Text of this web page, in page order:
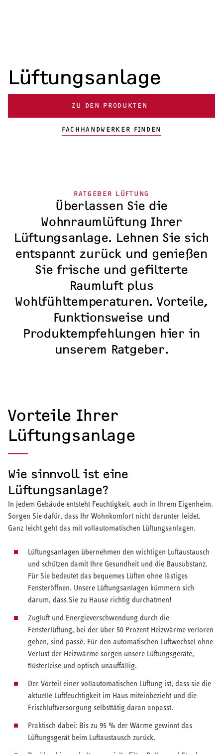
Lüftungsanlagen-Wissen
Lüftungsanlage
ZU DEN PRODUKTEN
FACHHANDWERKER FINDEN
RATGEBER LÜFTUNG
Überlassen Sie die
Wohnraumlüftung Ihrer
Lüftungsanlage. Lehnen Sie sich
entspannt zurück und genießen
Sie frische und gefilterte
Raumluft plus
Wohlfühltemperaturen. Vorteile,
Funktionsweise und
Produktempfehlungen hier in
unserem Ratgeber.
Vorteile Ihrer
Lüftungsanlage
Wie sinnvoll ist eine
Lüftungsanlage?
In jedem Gebäude entsteht Feuchtigkeit, auch in Ihrem Eigenheim.
Sorgen Sie dafür, dass Ihr Wohnkomfort nicht darunter leidet.
Ganz leicht geht das mit vollautomatischen Lüftungsanlagen.
Lüftungsanlagen übernehmen den wichtigen Luftaustausch
und schützen damit Ihre Gesundheit und die Bausubstanz.
Für Sie bedeutet das bequemes Lüften ohne lästiges
Fensteröffnen. Unsere Lüftungsanlagen kümmern sich
darum, dass Sie zu Hause richtig durchatmen!
Zugluft und Energieverschwendung durch die
Fensterlüftung, bei der über 50 Prozent Heizwärme verloren
gehen, sind passé. Für den automatischen Luftwechsel ohne
Verlust der Heizwärme sorgen unsere Lüftungsgeräte,
flüsterleise und optisch unauffällig.
Der Vorteil einer vollautomatischen Lüftung ist, dass sie die
aktuelle Luftfeuchtigkeit im Haus miteinbezieht und die
Frischluftversorgung selbsttätig daran anpasst.
Praktisch dabei: Bis zu 95 % der Wärme gewinnt das
Lüftungsgerät beim Luftaustausch zurück.